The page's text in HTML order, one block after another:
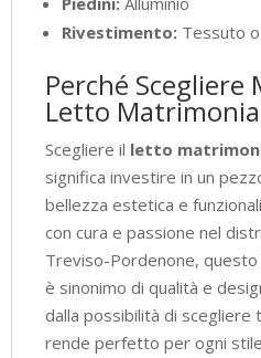
Rivestimento: Tessuto
Perché Scegliere
Letto
Scegliere il letto
significa investire in un
bellezza estetica e
con cura e passione nel
Treviso-Pordenone,
è sinonimo di qualità e
dalla possibilità di
rende perfetto per ogni